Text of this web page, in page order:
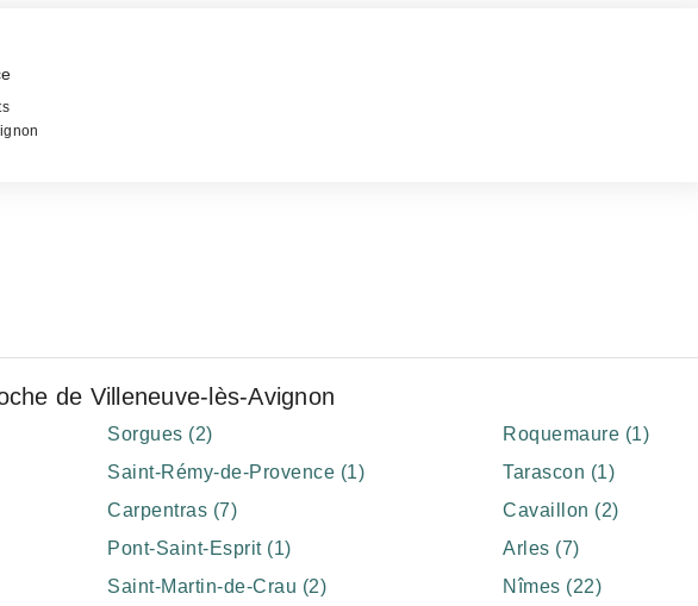
de Villeneuve-lès-Avignon
Sorgues (2) Roquemaure (1)
Saint-Rémy-de-Provence (1) Tarascon (1)
Carpentras (7) Cavaillon (2)
Pont-Saint-Esprit (1) Arles (7)
Saint-Martin-de-Crau (2) Nîmes (22)